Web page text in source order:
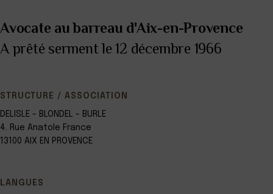
Avocate au barreau d'Aix-en-Provence
A prêté serment le 12 décembre 1966
STRUCTURE / ASSOCIATION
DELISLE - BLONDEL - BURLE
4. Rue Anatole France
13100 AIX EN PROVENCE
LANGUES